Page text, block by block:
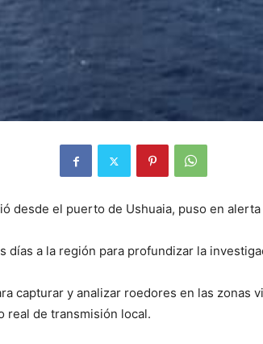
el puerto de Ushuaia, puso en
a la región para profundizar la
capturar y analizar roedores en las
real de transmisión local.